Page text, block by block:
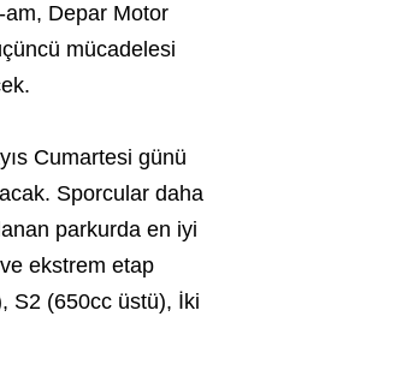
am, Depar Motor
mücadelesi
Cumartesi günü
Sporcular daha
parkurda en iyi
ekstrem etap
S2 (650cc üstü), İki